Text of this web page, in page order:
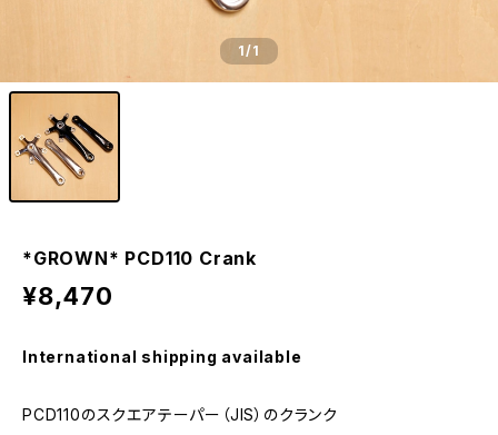
1/1
*GROWN* PCD110 Crank
¥8,470
International shipping available
PCD110のスクエアテーパー（JIS）のクランク